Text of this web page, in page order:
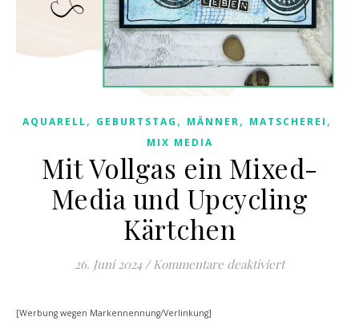
AQUARELL, GEBURTSTAG , MÄNNER, MATSCHEREI ,
MIX MEDIA
Mit Vollgas ein Mixed-
Media und Upcycling
Kärtchen
26. Juni 2024 / Kommentare deaktiviertfür Mit
[Werbung wegen Markennennung/Verlinkung]